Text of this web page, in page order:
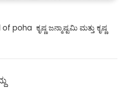
ಕೃಷ್ಣ ಜನ್ಮಾಷ್ಟಮಿ ಮತ್ತು ಕೃಷ್ಣ